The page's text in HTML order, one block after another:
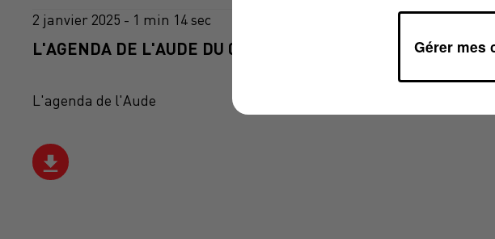
2 janvier 2025 - 1 min 14 sec
L'AGENDA DE L'AUDE DU 02/01/2025 À 07H51
L'agenda de l'Aude
Gérer mes